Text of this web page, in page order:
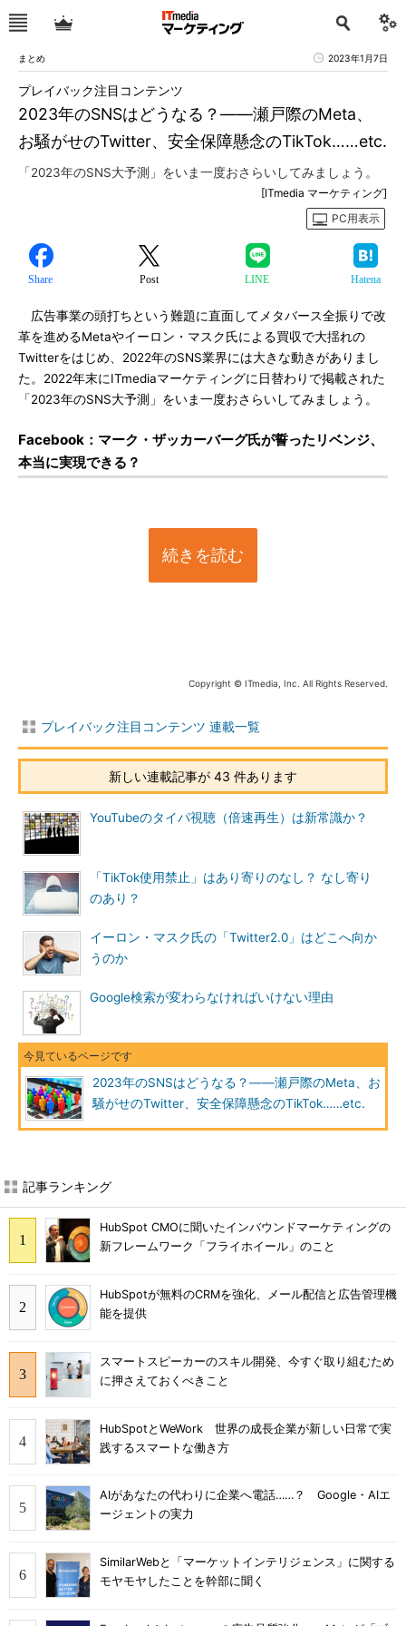
まとめ 2023年1月7日
2023年のSNSはどうなる？――瀬戸際のMeta、
お騒がせのTwitter、安全保障懸念のTikTok……etc.
プレイバック注目コンテンツ
「2023年のSNS大予測」をいま一度おさらいしてみましょう。
[ITmedia マーケティング]
PC用表示
Share Post LINE Hatena
広告事業の頭打ちという難題に直面してメタバース全振りで改
革を進めるMetaやイーロン・マスク氏による買収で大揺れの
Twitterをはじめ、2022年のSNS業界には大きな動きがありまし
た。2022年末にITmediaマーケティングに日替わりで掲載された
「2023年のSNS大予測」をいま一度おさらいしてみましょう。
Facebook：マーク・ザッカーバーグ氏が誓ったリベンジ、
本当に実現できる？
続きを読む
Copyright © ITmedia, Inc. All Rights Reserved.
プレイバック注目コンテンツ 連載一覧
新しい連載記事が 43 件あります
YouTubeのタイパ視聴（倍速再生）は新常識か？
「TikTok使用禁止」はあり寄りのなし？ なし寄り
のあり？
イーロン・マスク氏の「Twitter2.0」はどこへ向か
うのか
Google検索が変わらなければいけない理由
2023年のSNSはどうなる？――瀬戸際のMeta、お
騒がせのTwitter、安全保障懸念のTikTok……etc.
記事ランキング
HubSpot CMOに聞いたインバウンドマーケティングの
新フレームワーク「フライホイール」のこと
HubSpotが無料のCRMを強化、メール配信と広告管理機
能を提供
スマートスピーカーのスキル開発、今すぐ取り組むため
に押さえておくべきこと
HubSpotとWeWork 世界の成長企業が新しい日常で実
践するスマートな働き方
AIがあなたの代わりに企業へ電話……？ Google・AIエ
ージェントの実力
SimilarWebと「マーケットインテリジェンス」に関する
モヤモヤしたことを幹部に聞く